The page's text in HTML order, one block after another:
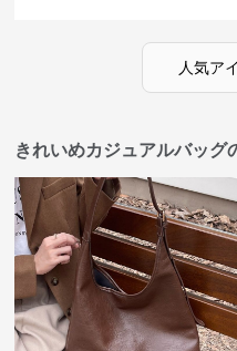
人気ア
きれいめカジュアルバッグ